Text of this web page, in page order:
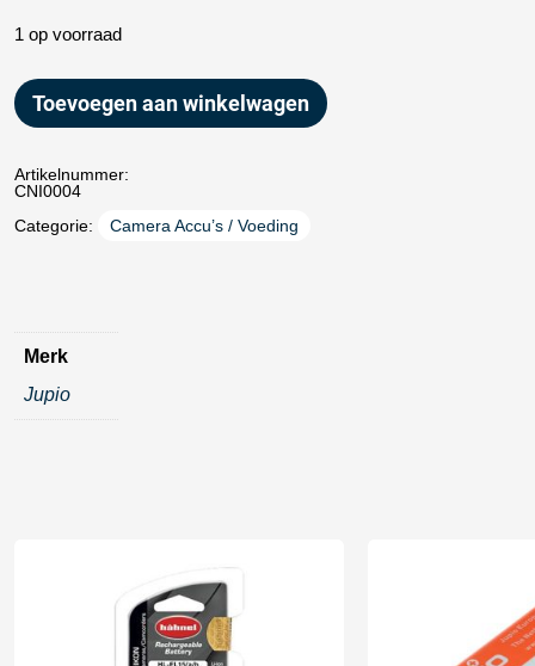
1 op voorraad
Toevoegen aan winkelwagen
Artikelnummer:
CNI0004
Categorie:
Camera Accu’s / Voeding
Merk
Jupio